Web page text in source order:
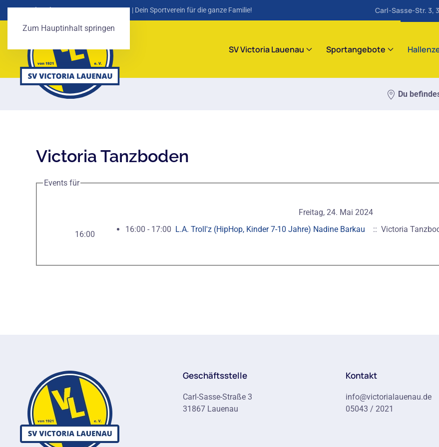
Zum Hauptinhalt springen
SV Victoria Lauenau von 1921 e. V. | Dein Sportverein für die ganze Familie! Carl-Sasse-Str. 3,
SV Victoria Lauenau Sportangebote
Du
Victoria Tanzboden
Events für
Freitag, 24. Mai 2024
16:00
16:00 - 17:00 L.A. Troll'z (HipHop, Kinder 7-10 Jahre) Nadine Barkau :: Victoria
Geschäftsstelle
Carl-Sasse-Straße 3
31867 Lauenau
Kontakt
info@victorialauenau.de
05043 / 2021